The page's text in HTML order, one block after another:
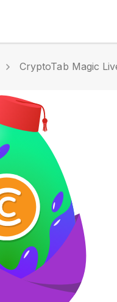
CryptoTab Magic